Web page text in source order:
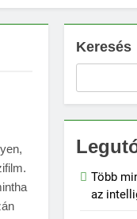
Keresés
Több
az